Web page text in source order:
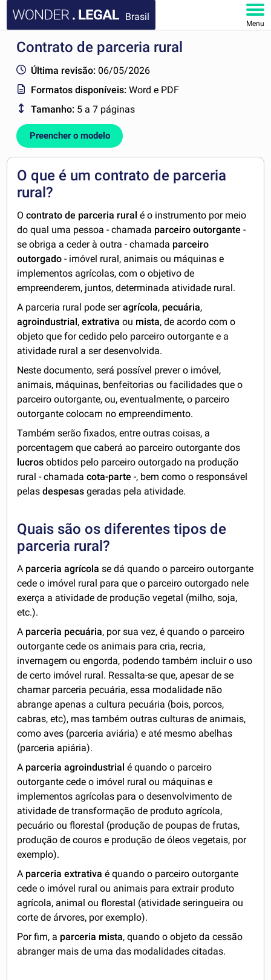
Brasil
Menu
HOME
DOCUMENTOS
FAQ
MINHA CONTA
Contrato de parceria rural
Última revisão: 06/05/2026
Formatos disponíveis:Word e PDF
Tamanho: 5 a 7 páginas
Preencher o modelo
O que é um contrato de parceria
rural?
Ocontrato de parceria rural é o instrumento por meio
do qual uma pessoa - chamada parceiro outorgante -
se obriga a ceder à outra - chamada parceiro
outorgado - imóvel rural, animais ou máquinas e
implementos agrícolas, com o objetivo de
empreenderem, juntos, determinada atividade rural.
A parceria rural pode seragrícola, pecuária,
agroindustrial ,extrativa ou mista, de acordo com o
objeto que for cedido pelo parceiro outorgante e a
atividade rural a ser desenvolvida.
Neste documento, será possível prever o imóvel,
animais, máquinas, benfeitorias ou facilidades que o
parceiro outorgante, ou, eventualmente, o parceiro
outorgante colocam no empreendimento.
Também serão fixados, entre outras coisas, a
porcentagem que caberá ao parceiro outorgante dos
lucros obtidos pelo parceiro outorgado na produção
rural - chamadacota-parte -, bem como o responsável
pelasdespesas geradas pela atividade.
Quais são os diferentes tipos de
parceria rural?
A parceria agrícola se dá quando o parceiro outorgante
cede o imóvel rural para que o parceiro outorgado nele
exerça a atividade de produção vegetal (milho, soja,
etc.).
A parceria pecuária, por sua vez, é quando o parceiro
outorgante cede os animais para cria, recria,
invernagem ou engorda, podendo também incluir o uso
de certo imóvel rural. Ressalta-se que, apesar de se
chamar parceria pecuária, essa modalidade não
abrange apenas a cultura pecuária (bois, porcos,
cabras, etc), mas também outras culturas de animais,
como aves (parceria aviária) e até mesmo abelhas
(parceria apiária).
A parceria agroindustrial é quando o parceiro
outorgante cede o imóvel rural ou máquinas e
implementos agrícolas para o desenvolvimento de
atividade de transformação de produto agrícola,
pecuário ou florestal (produção de poupas de frutas,
produção de couros e produção de óleos vegetais, por
exemplo).
A parceria extrativa é quando o parceiro outorgante
cede o imóvel rural ou animais para extrair produto
agrícola, animal ou florestal (atividade seringueira ou
corte de árvores, por exemplo).
Por fim, a parceria mista, quando o objeto da cessão
abranger mais de uma das modalidades citadas.